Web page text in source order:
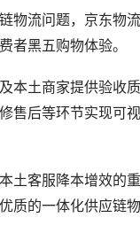
物流问题，京东物流
者黑五购物体验。
本土商家提供验收
售后等环节实现可
土客服降本增效的
质的一体化供应链